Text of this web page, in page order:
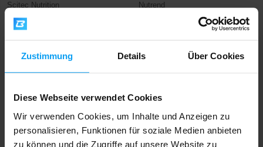
Zustimmung Details Über Cookies
Diese Webseite verwendet Cookies
Wir verwenden Cookies, um Inhalte und Anzeigen zu
personalisieren, Funktionen für soziale Medien anbieten
zu können und die Zugriffe auf unsere Website zu
Scitec Nutrition
Shark Cartilage 75 capsules
14,29
AUF LAGER- NUR NOCH WENIGE ARTIKEL
VERFÜGBAR
Nutrend
Flexit Gold Liquid 1000 ml
16,99 18,99€
AUF LAGER
-12%